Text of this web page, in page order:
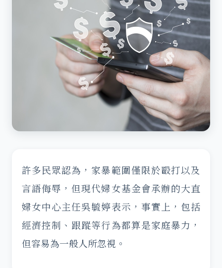
許多民眾認為，家暴範圍僅限於毆打以及
言語侮辱，但現代婦女基金會承辦的大直
婦女中心主任吳毓婷表示，事實上，包括
經濟控制、跟蹤等行為都算是家庭暴力，
但容易為一般人所忽視。